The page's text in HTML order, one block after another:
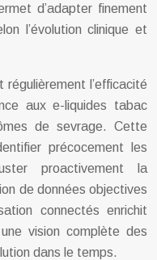
d’adapter finement
l’évolution clinique et
régulièrement l’efficacité
aux e-liquides tabac
de sevrage. Cette
précocement les
proactivement la
de données objectives
connectés enrichit
vision complète des
dans le temps.